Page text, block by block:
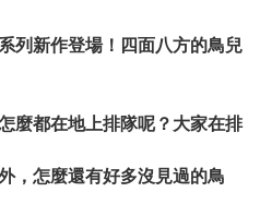
列新作登場！四面八方的鳥兒
麼都在地上排隊呢？大家在排
，怎麼還有好多沒見過的鳥